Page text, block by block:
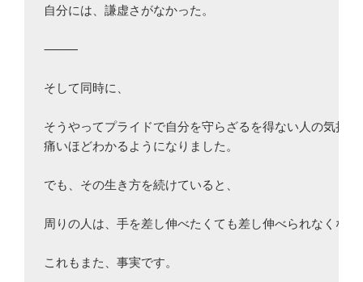
自分には、謙虚さがなかった。
⸻
そして同時に、
そうやってプライドで自分を守らざるを得ない人の気持ち
痛いほどわかるようになりました。
でも、その生き方を続けていると、
周りの人は、手を差し伸べたくても差し伸べられなくなる
これもまた、事実です。